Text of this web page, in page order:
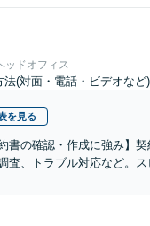
ッドオフィス
法(対面・電話・ビデオなど
を見る
書の確認・作成に強み】
査、トラブル対応など。